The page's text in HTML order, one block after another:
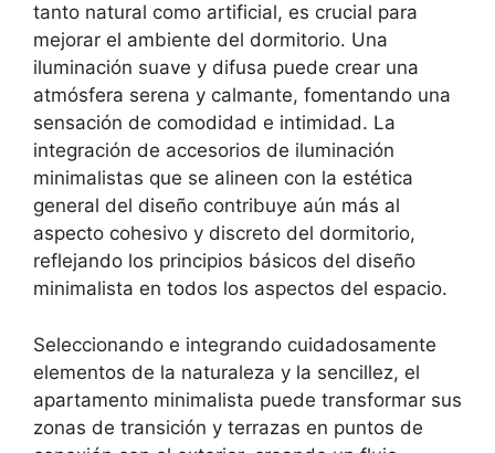
tanto natural como artificial, es crucial para
mejorar el ambiente del dormitorio. Una
iluminación suave y difusa puede crear una
atmósfera serena y calmante, fomentando una
sensación de comodidad e intimidad. La
integración de accesorios de iluminación
minimalistas que se alineen con la estética
general del diseño contribuye aún más al
aspecto cohesivo y discreto del dormitorio,
reflejando los principios básicos del diseño
minimalista en todos los aspectos del espacio.
Seleccionando e integrando cuidadosamente
elementos de la naturaleza y la sencillez, el
apartamento minimalista puede transformar sus
zonas de transición y terrazas en puntos de